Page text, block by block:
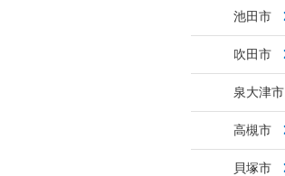
池田市
吹田市
泉大津市
高槻市
貝塚市